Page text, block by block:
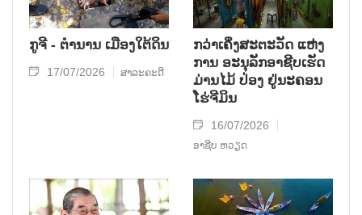
ກູຈີ - ຕໍານານ ເມືອງໃຕ້ດິນ
17/07/2026 ສາລະຄະດີ
ກວ່າເຄິ່ງສະຕະວັດ ແຫ່ງ
ການ ອະນຸລັກອາຊີບເຮັດ
ມ່ານໄມ້ ປ່ອງ ຢູ່ນະຄອນ
ໂຮ່ຈີມິນ
16/07/2026
ອາຊີບ ຫວຽດ